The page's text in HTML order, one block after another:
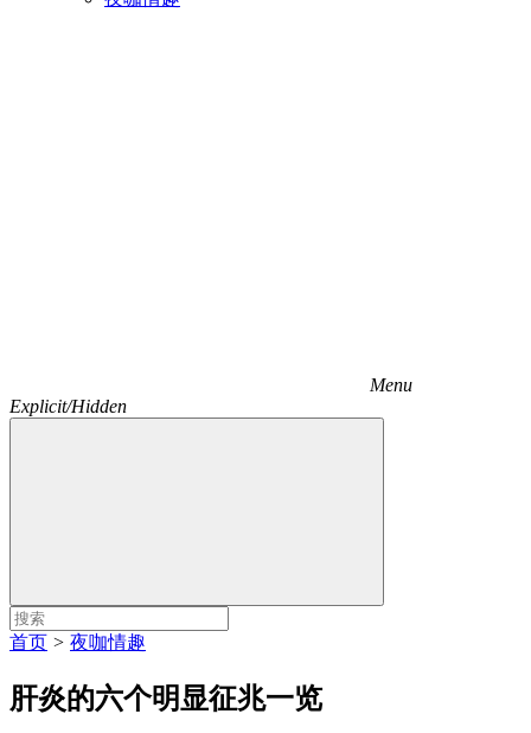
Menu
Explicit/Hidden
首页 > 夜咖情趣
肝炎的六个明显征兆一览